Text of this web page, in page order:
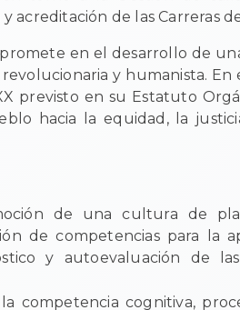
acreditación de las Carreras
en el desarrollo de
y humanista. En
previsto en su Estatuto
hacia la equidad, la
de una cultura de
de competencias para la
y autoevaluación de
competencia cognitiva,